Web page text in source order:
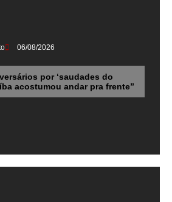
06/08/2026
por ‘saudades do
acostumou andar pra frente”